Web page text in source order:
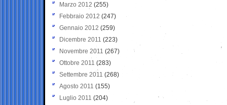
Marzo 2012 (255)
Febbraio 2012 (247)
Gennaio 2012 (259)
Dicembre 2011 (223)
Novembre 2011 (267)
Ottobre 2011 (283)
Settembre 2011 (268)
Agosto 2011 (155)
Luglio 2011 (204)